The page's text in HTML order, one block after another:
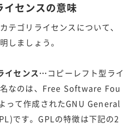
イセンスの意味
テゴリライセンスについて、
しましょう。
イセンス…コピーレフト型ライ
なのは、Free Software Fou
って作成されたGNU General
です。GPLの特徴は下記の2